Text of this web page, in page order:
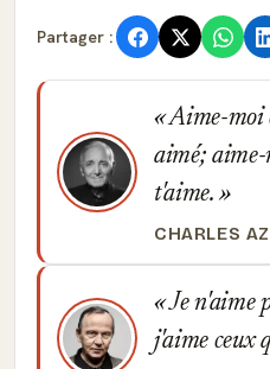
Partager :
Aime-moi
aimé; aime-
t'aime.
CHARLES
Je n'aime
j'aime ceux